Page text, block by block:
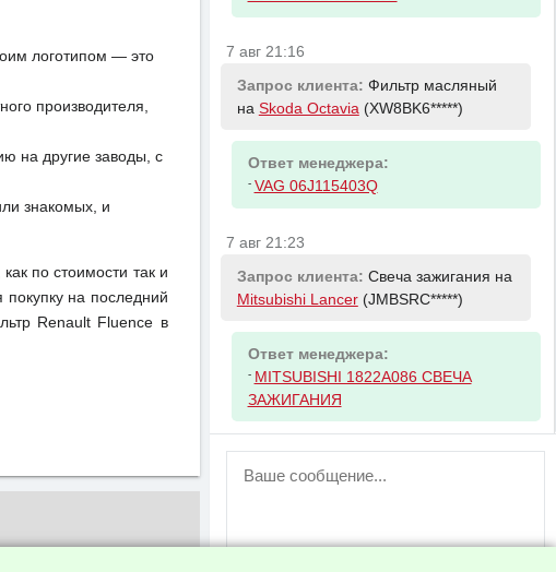
логотипом — это
производителя,
на другие заводы, с
знакомых, и
по стоимости так и
на последний
Renault Fluence в
7 авг 21:16
Запрос клиента: Фильтр масляный
на Skoda Octavia (XW8BK6*****)
Ответ менеджера:
- VAG 06J115403Q
7 авг 21:23
Запрос клиента: Свеча зажигания на
Mitsubishi Lancer(JMBSRC*****)
Ответ менеджера:
- MITSUBISHI 1822A086 СВЕЧА
ЗАЖИГАНИЯ
ВНИМАНИЕ!
пользователей временно отключена!